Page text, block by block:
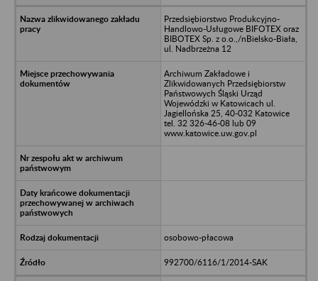
Przedsiębiorstwo Produkcyjno-
Handlowo-Usługowe BIFOTEX oraz
BIBOTEX Sp. z o.o.,/nBielsko-Biała,
ul. Nadbrzeżna 12
Archiwum Zakładowe i
Zlikwidowanych Przedsiębiorstw
Państwowych Śląski Urząd
Wojewódzki w Katowicach ul.
Jagiellońska 25, 40-032 Katowice
tel. 32 326-46-08 lub 09
www.katowice.uw.gov.pl
osobowo-płacowa
992700/6116/1/2014-SAK